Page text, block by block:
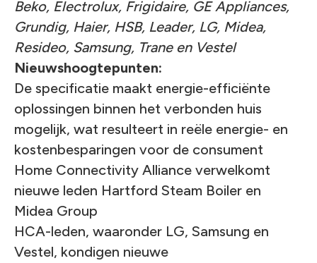
Beko, Electrolux, Frigidaire, GE Appliances,
Grundig, Haier, HSB, Leader, LG, Midea,
Resideo, Samsung, Trane en Vestel
Nieuwshoogtepunten:
De specificatie maakt energie-efficiënte
oplossingen binnen het verbonden huis
mogelijk, wat resulteert in reële energie- en
kostenbesparingen voor de consument
Home Connectivity Alliance verwelkomt
nieuwe leden Hartford Steam Boiler en
Midea Group
HCA-leden, waaronder LG, Samsung en
Vestel, kondigen nieuwe